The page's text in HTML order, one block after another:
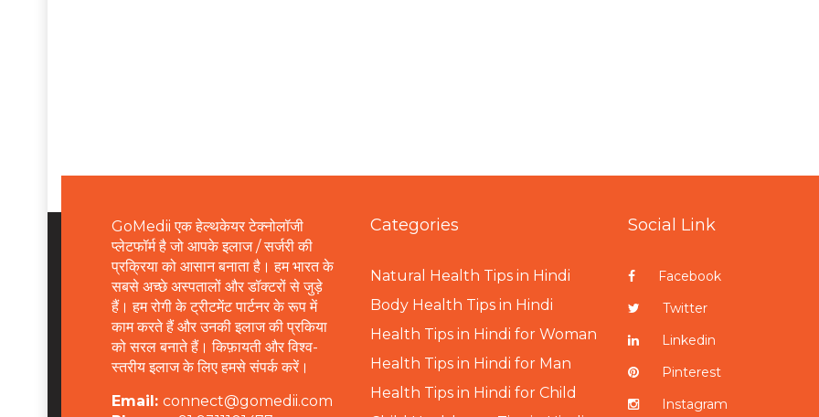
GoMedii एक हेल्थकेयर टेक्नोलॉजी
प्लेटफॉर्म है जो आपके इलाज / सर्जरी की
प्रक्रिया को आसान बनाता है। हम भारत के
सबसे अच्छे अस्पतालों और डॉक्टरों से जुड़े
हैं। हम रोगी के ट्रीटमेंट पार्टनर के रूप में
काम करते हैं और उनकी इलाज की प्रकिया
को सरल बनाते हैं। किफ़ायती और विश्व-
स्तरीय इलाज के लिए हमसे संपर्क करें।
Email: connect@gomedii.com
Categories
Natural Health Tips in Hindi
Body Health Tips in Hindi
Health Tips in Hindi for Woman
Health Tips in Hindi for Man
Health Tips in Hindi for Child
Social Link
Facebook
Twitter
Linkedin
Pinterest
Instagram